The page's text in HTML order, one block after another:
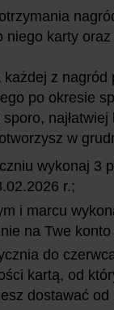
niego karty
każdej z
po okresie
sporo,
w
wykonaj 3
r.;
i marcu
na Twe
do
kartą, od
dostawać